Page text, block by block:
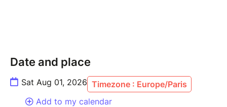
déclenchent des vagues de rires à chaque nouvelle
transition.
Date and place
Sat Aug 01, 2026 Timezone : Europe/Paris
Add to my calendar